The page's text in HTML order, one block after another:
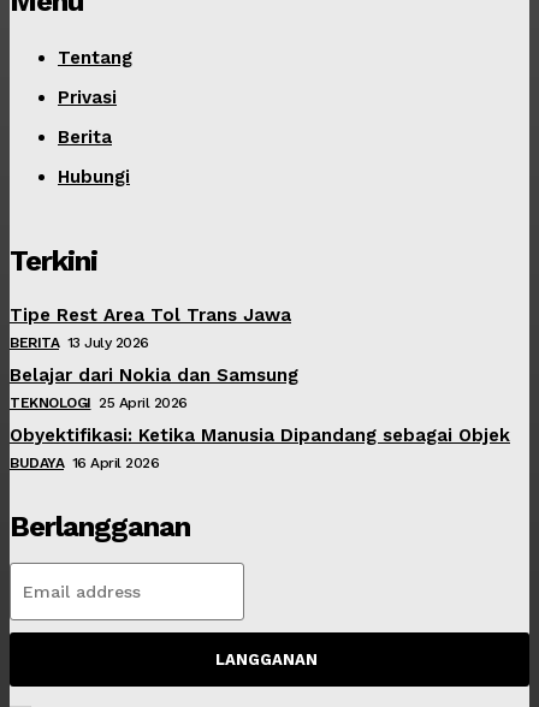
Tentang
Privasi
Berita
Hubungi
Terkini
Tipe Rest Area Tol Trans Jawa
BERITA 13 July 2026
Belajar dari Nokia dan Samsung
TEKNOLOGI 25 April 2026
Obyektifikasi: Ketika Manusia Dipandang sebagai Objek
BUDAYA 16 April 2026
Berlangganan
LANGGANAN